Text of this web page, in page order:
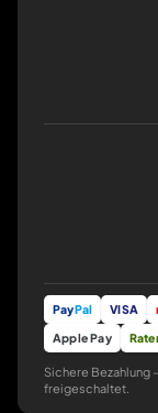
PayPal VISA
Apple Pay
Sichere Bezahlung
freigeschaltet.